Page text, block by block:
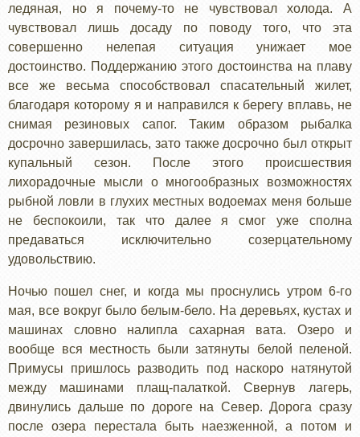
ледяная, но я почему-то не чувствовал холода. А
чувствовал лишь досаду по поводу того, что эта
совершенно нелепая ситуация унижает мое
достоинство. Поддержанию этого достоинства на плаву
все же весьма способствовал спасательный жилет,
благодаря которому я и направился к берегу вплавь, не
снимая резиновых сапог. Таким образом рыбалка
досрочно завершилась, зато также досрочно был открыт
купальный сезон. После этого происшествия
лихорадочные мысли о многообразных возможностях
рыбной ловли в глухих местных водоемах меня больше
не беспокоили, так что далее я смог уже сполна
предаваться исключительно созерцательному
удовольствию.
Ночью пошел снег, и когда мы проснулись утром 6-го
мая, все вокруг было белым-бело. На деревьях, кустах и
машинах словно налипла сахарная вата. Озеро и
вообще вся местность были затянуты белой пеленой.
Примусы пришлось разводить под наскоро натянутой
между машинами плащ-палаткой. Свернув лагерь,
двинулись дальше по дороге на Север. Дорога сразу
после озера перестала быть наезженной, а потом и